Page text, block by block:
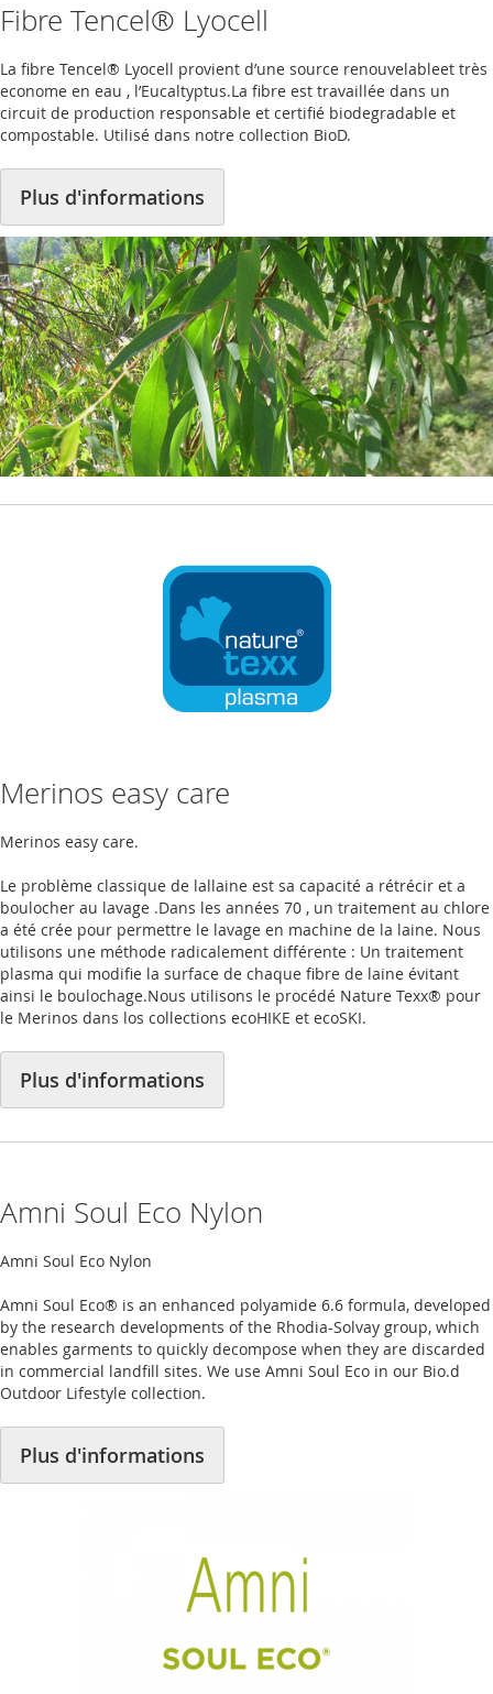
Fibre Tencel® Lyocell
La fibre Tencel® Lyocell provient d’une source renouvelableet très
econome en eau , l’Eucaltyptus.La fibre est travaillée dans un
circuit de production responsable et certifié biodegradable et
compostable. Utilisé dans notre collection BioD.
Plus d'informations
Merinos easy care
Merinos easy care.
Le problème classique de lallaine est sa capacité a rétrécir et a
boulocher au lavage .Dans les années 70 , un traitement au chlore
a été crée pour permettre le lavage en machine de la laine. Nous
utilisons une méthode radicalement différente : Un traitement
plasma qui modifie la surface de chaque fibre de laine évitant
ainsi le boulochage.Nous utilisons le procédé Nature Texx® pour
le Merinos dans los collections ecoHIKE et ecoSKI.
Plus d'informations
Amni Soul Eco Nylon
Amni Soul Eco Nylon
Amni Soul Eco® is an enhanced polyamide 6.6 formula, developed
by the research developments of the Rhodia-Solvay group, which
enables garments to quickly decompose when they are discarded
in commercial landfill sites. We use Amni Soul Eco in our Bio.d
Outdoor Lifestyle collection.
Plus d'informations